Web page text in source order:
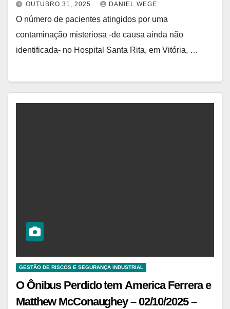
OUTUBRO 31, 2025 DANIEL WEGE
O número de pacientes atingidos por uma
contaminação misteriosa -de causa ainda não
identificada- no Hospital Santa Rita, em Vitória, …
GESTÃO DE RISCOS E SEGURANÇA INDUSTRIAL
O Ônibus Perdido tem America Ferrera e
Matthew McConaughey – 02/10/2025 –